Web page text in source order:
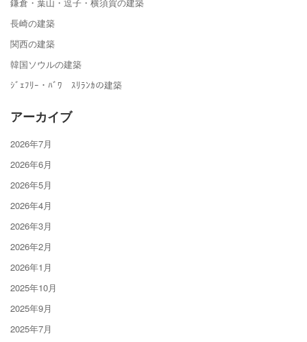
長崎の建築
関西の建築
韓国ソウルの建築
ｼﾞｪﾌﾘｰ・ﾊﾞﾜ ｽﾘﾗﾝｶの建築
アーカイブ
2026年7月
2026年6月
2026年5月
2026年4月
2026年3月
2026年2月
2026年1月
2025年10月
2025年9月
2025年7月